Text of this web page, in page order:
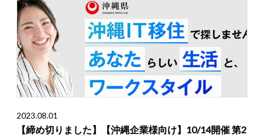
2023.08.01
【締め切りました】【沖縄企業様向け】10/14開催 第2